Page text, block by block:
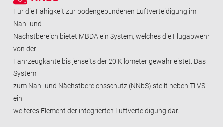
Für die Fähigkeit zur bodengebundenen Luftverteidigung im
Nah- und
Nächstbereich bietet MBDA ein System, welches die Flugabwehr
von der
Fahrzeugkante bis jenseits der 20 Kilometer gewährleistet. Das
System
zum Nah- und Nächstbereichsschutz (NNbS) stellt neben TLVS
ein
weiteres Element der integrierten Luftverteidigung dar.